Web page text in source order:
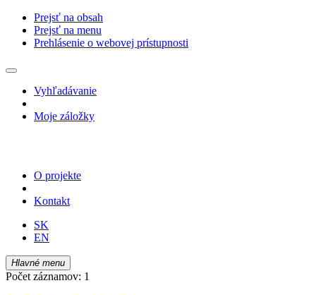
Prejsť na obsah
Prejsť na menu
Prehlásenie o webovej prístupnosti
Vyhľadávanie
Moje záložky
O projekte
Kontakt
SK
EN
Hlavné menu
Počet záznamov: 1